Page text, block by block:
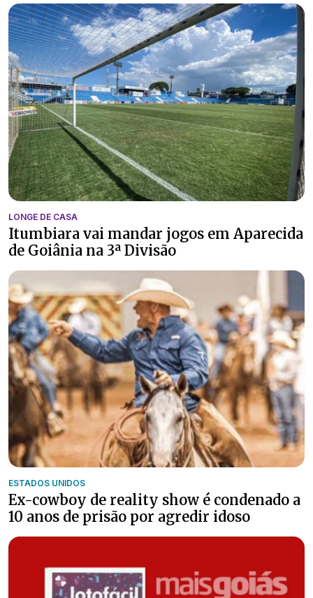
LONGE DE CASA
Itumbiara vai mandar jogos em Aparecida
de Goiânia na 3ª Divisão
ESTADOS UNIDOS
Ex-cowboy de reality show é condenado a
10 anos de prisão por agredir idoso